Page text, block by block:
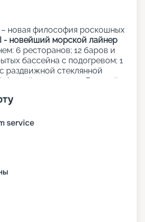
новая философия роскошных
- новейший морской лайнер
6 ресторанов; 12 баров и
бассейна с подогревом; 1
раздвижной стеклянной
бассейн; 5 джакузи; Детский
мастерства;
центр.
и лаунджи:
на борту Explora Journeys
традиции мировой
и изящество. Независимо
пообедать — в одном из
у бассейна или на
service